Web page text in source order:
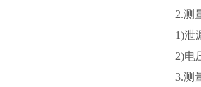
2.测
1)泄
2)电
3.测